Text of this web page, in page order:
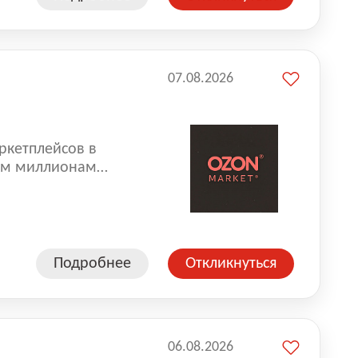
в
миллионам
сети, где
Ozon
Подробнее
07.08.2026
Откликнуться
06.08.2026